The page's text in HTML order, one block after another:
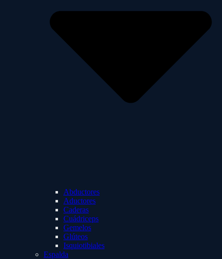
Abductores
Aductores
Caderas
Cuádriceps
Gemelos
Glúteos
Isquiotibiales
Espalda